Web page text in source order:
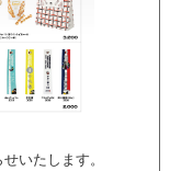
いたします。